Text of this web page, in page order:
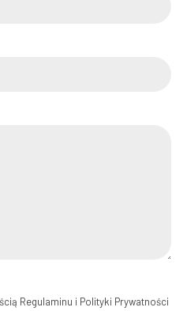
Regulaminu i Polityki Prywatności